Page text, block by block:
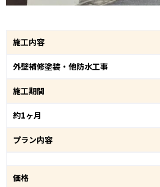
施工内容
外壁補修塗装・他防水工事
施工期間
約1ヶ月
プラン内容
価格